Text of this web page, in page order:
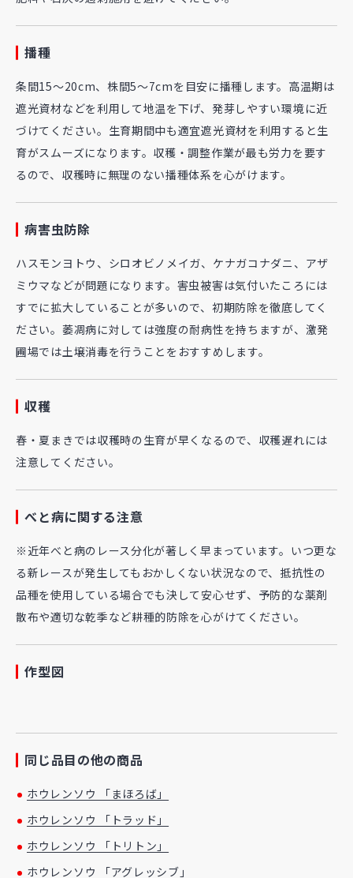
播種
条間15～20cm、株間5～7cmを目安に播種します。高温期は
遮光資材などを利用して地温を下げ、発芽しやすい環境に近
づけてください。生育期間中も適宜遮光資材を利用すると生
育がスムーズになります。収穫・調整作業が最も労力を要す
るので、収穫時に無理のない播種体系を心がけます。
病害虫防除
ハスモンヨトウ、シロオビノメイガ、ケナガコナダニ、アザ
ミウマなどが問題になります。害虫被害は気付いたころには
すでに拡大していることが多いので、初期防除を徹底してく
ださい。萎凋病に対しては強度の耐病性を持ちますが、激発
圃場では土壌消毒を行うことをおすすめします。
収穫
春・夏まきでは収穫時の生育が早くなるので、収穫遅れには
注意してください。
べと病に関する注意
※近年べと病のレース分化が著しく早まっています。いつ更な
る新レースが発生してもおかしくない状況なので、抵抗性の
品種を使用している場合でも決して安心せず、予防的な薬剤
散布や適切な乾季など耕種的防除を心がけてください。
作型図
同じ品目の他の商品
ホウレンソウ 「まほろば」
ホウレンソウ 「トラッド」
ホウレンソウ 「トリトン」
ホウレンソウ 「アグレッシブ」